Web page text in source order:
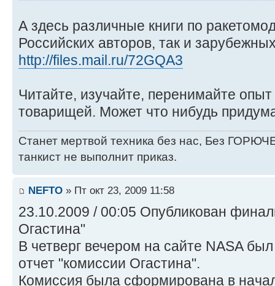
А здесь различные книги по
Российских авторов, так и
http://files.mail.ru/72GQA3
Читайте, изучайте, перенимайте
товарищей. Может что нибудь
Станет мертвой техника без нас, Без
танкист не выполнит приказ.
NEFTO » Пт окт 23, 2009 11:58
23.10.2009 / 00:05 Опубликован
Огастина"
В четверг вечером на сайте NASA
отчет "комиссии Огастина".
Комиссия была сформирована в